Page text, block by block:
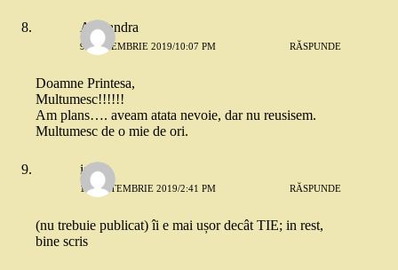
Alexandra
9 SEPTEMBRIE 2019/10:07 PM RĂSPUNDE
Doamne Printesa,
Multumesc!!!!!!
Am plans…. aveam atata nevoie, dar nu reusisem.
Multumesc de o mie de ori.
isis
10 SEPTEMBRIE 2019/2:41 PM RĂSPUNDE
(nu trebuie publicat) îi e mai ușor decât TIE; in rest,
bine scris